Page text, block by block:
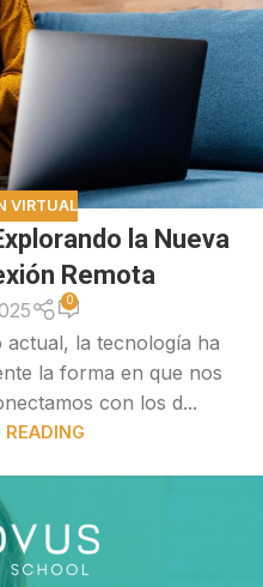
VIRTUAL
la Nueva
Remota
0
la tecnología ha
la forma en que nos
con los d...